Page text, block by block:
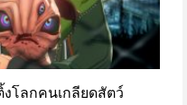
งโลกคนเกลียดสัตว์